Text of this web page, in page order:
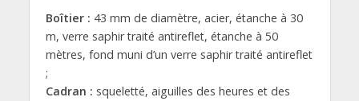
Boîtier : 43 mm de diamètre, acier, étanche à 30
m, verre saphir traité antireflet, étanche à 50
mètres, fond muni d’un verre saphir traité antireflet
;
Cadran : squeletté, aiguilles des heures et des